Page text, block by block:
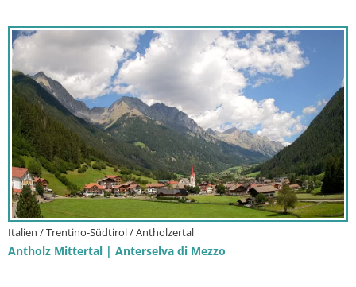
Italien / Trentino-Südtirol / Antholzertal
Antholz Mittertal | Anterselva di Mezzo